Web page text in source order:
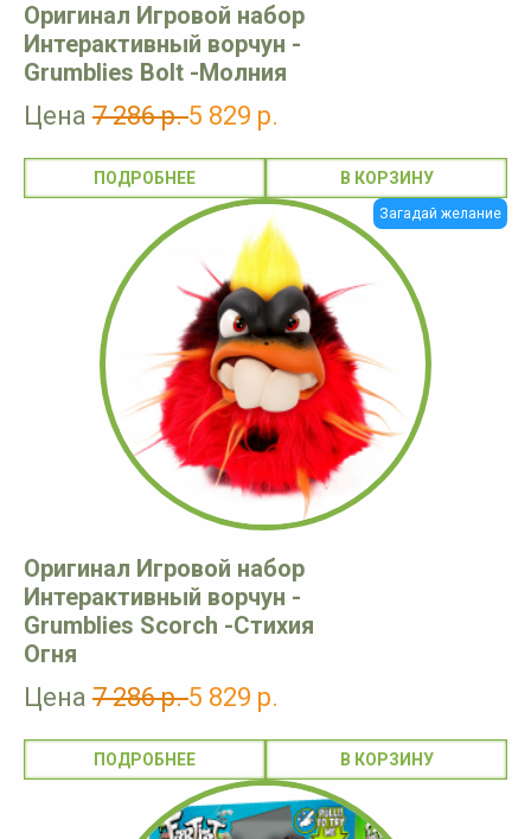
Оригинал Игровой набор
Интерактивный ворчун -
Grumblies Bolt -Молния
Цена 7 286 р.5 829 р.
ПОДРОБНЕЕ
Загадай желание
Оригинал Игровой набор
Интерактивный ворчун -
Grumblies Scorch -Стихия
Огня
Цена 7 286 р.5 829 р.
ПОДРОБНЕЕ